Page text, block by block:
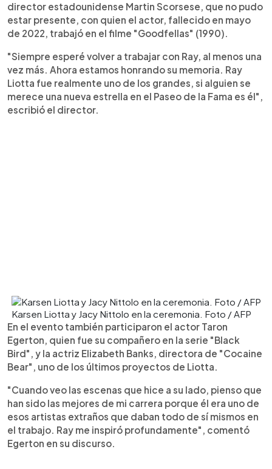
director estadounidense Martin Scorsese, que no pudo
estar presente, con quien el actor, fallecido en mayo
de 2022, trabajó en el filme "Goodfellas" (1990).
"Siempre esperé volver a trabajar con Ray, al menos una
vez más. Ahora estamos honrando su memoria. Ray
Liotta fue realmente uno de los grandes, si alguien se
merece una nueva estrella en el Paseo de la Fama es él",
escribió el director.
Karsen Liotta y Jacy Nittolo en la ceremonia. Foto / AFP
En el evento también participaron el actor Taron
Egerton, quien fue su compañero en la serie "Black
Bird", y la actriz Elizabeth Banks, directora de "Cocaine
Bear", uno de los últimos proyectos de Liotta.
"Cuando veo las escenas que hice a su lado, pienso que
han sido las mejores de mi carrera porque él era uno de
esos artistas extraños que daban todo de sí mismos en
el trabajo. Ray me inspiró profundamente", comentó
Egerton en su discurso.